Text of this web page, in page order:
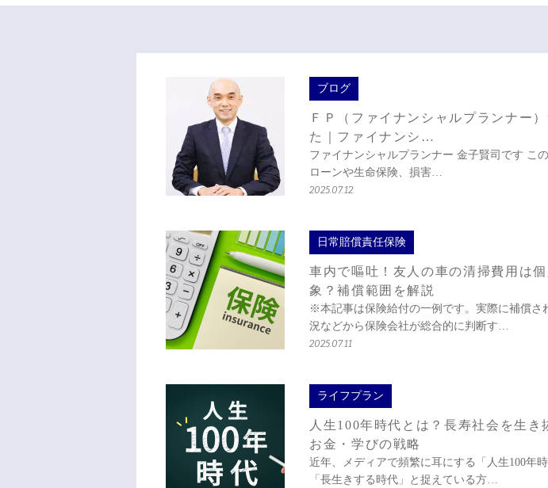
ブログ
ＦＰ（ファイナンシャルプランナー
た｜ファイナンシ…
ファイナンシャルプランナー 金子賢司です こ
ローンや生命保険、損害…
2025.07.12
日常賠償責任保険
車内で嘔吐！友人の車の清掃費用は
象？補償範囲を解説
※本記事は保険給付の一例です。実際に補償さ
況などから保険会社が総合的に判断す…
2025.07.11
ライフプラン
人生100年時代とは？長寿社会を生き
お金・学びの戦略
近年、メディアで頻繁に耳にする「人生100年
「長生きする時代」と捉えている方…